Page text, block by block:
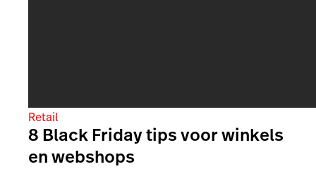
Retail
8 Black Friday tips voor winkels
en webshops